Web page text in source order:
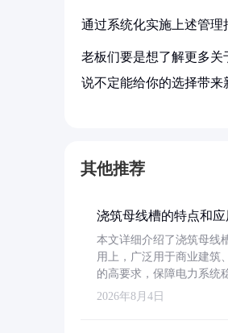
通过系统化实施上述管理
老板们要是想了解更多关
说不定能给你的选择带来
其他推荐
浇筑母线槽的特点和
本文详细介绍了浇筑母线
用上，广泛用于商业建筑
的高要求，保障电力系统
2026年8月4日